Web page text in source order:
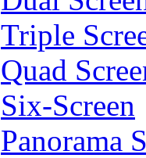
Triple
Quad
Six-Screen
Panorama